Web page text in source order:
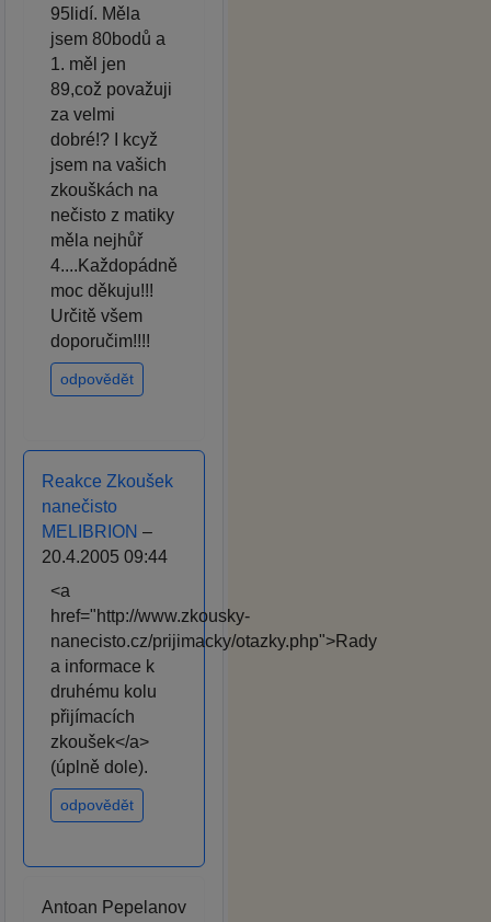
95lidí. Měla
jsem 80bodů a
1. měl jen
89,což považuji
za velmi
dobré!? I kcyž
jsem na vašich
zkouškách na
nečisto z matiky
měla nejhůř
4....Každopádně
moc děkuju!!!
Určitě všem
doporučim!!!!
odpovědět
Reakce Zkoušek
nanečisto
MELIBRION –
20.4.2005 09:44
<a
href="http://www.zkousky-
nanecisto.cz/prijimacky/otazky.php">Rady
a informace k
druhému kolu
přijímacích
zkoušek</a>
(úplně dole).
odpovědět
Antoan Pepelanov